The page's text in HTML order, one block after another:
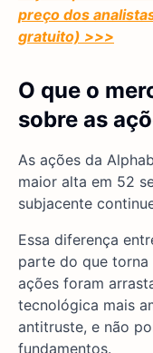
preço dos
gratuito) >>>
O que o
sobre as
As ações da
maior alta em 52
subjacente
Essa diferença
parte do que torna
ações foram
tecnológica mais
antitruste, e não
fundamentos.